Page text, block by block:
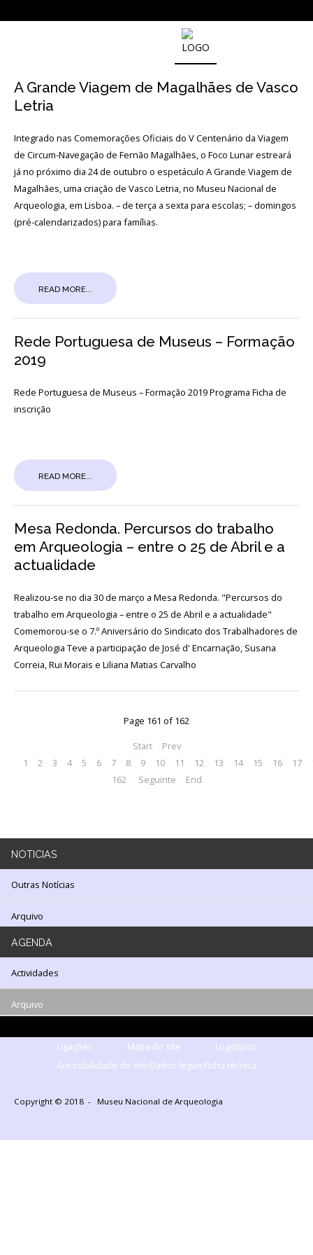
Outras
Arquivo
AGENDA
Actividades
Início
O
MNA
ANOS
DO
Exposições
Serviços
Notícias/Destaques
A Grande Viagem de Magalhães de Vasco
Letria
Integrado nas Comemorações Oficiais do V Centenário da Viagem
de Circum-Navegação de Fernão Magalhães, o Foco Lunar estreará
já no próximo dia 24 de outubro o espetáculo A Grande Viagem de
Magalhães, uma criação de Vasco Letria, no Museu Nacional de
Arqueologia, em Lisboa. – de terça a sexta para escolas; – domingos
(pré-calendarizados) para famílias.
READ MORE...
Rede Portuguesa de Museus – Formação
2019
Rede Portuguesa de Museus – Formação 2019 Programa Ficha de
inscrição
READ MORE...
Mesa Redonda. Percursos do trabalho
em Arqueologia – entre o 25 de Abril e a
actualidade
Realizou-se no dia 30 de março a Mesa Redonda. "Percursos do
trabalho em Arqueologia – entre o 25 de Abril e a actualidade"
Comemorou-se o 7.º Aniversário do Sindicato dos Trabalhadores de
Arqueologia Teve a participação de José d' Encarnação, Susana
Correia, Rui Morais e Liliana Matias Carvalho
Page 161 of 162
Start
Prev
1
2 3 4 5 6 7 8 9 10 11 12 13 14 15 16 17
162
Seguinte End
NOTICIAS
Outras Notícias
Arquivo
AGENDA
Actividades
Arquivo
Ligações Mapa do site
Logótipos
Acessibilidade do site Dados legaisFicha técnica
Copyright © 2018 - Museu Nacional de Arqueologia